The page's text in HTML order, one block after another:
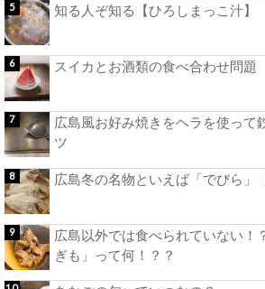
知る人ぞ知る【ひろしまっこ汁】
スイカとお酒類の食べ合わせ問題
広島風お好み焼きをヘラを使って
ツ
広島冬の名物といえば「でびら」
広島以外では食べられていない！
ぎも」って何！？？